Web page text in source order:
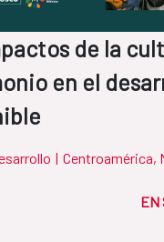
de la
en el
| Centroamérica,
EN